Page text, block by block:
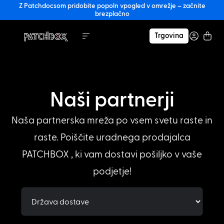
Z Patchdocsom pridobite popoln vpogled v omrežje – začnite
brezplačno
Trgovina
Naši partnerji
Naša partnerska mreža po vsem svetu raste in
raste. Poiščite uradnega prodajalca
PATCHBOX , ki vam dostavi pošiljko v vaše
podjetje!